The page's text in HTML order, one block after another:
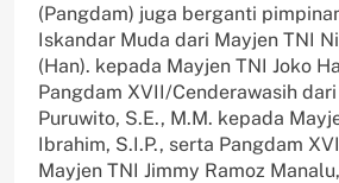
(Pangdam) juga berganti
Iskandar Muda dari Mayjen TNI
(Han). kepada Mayjen TNI Joko
Pangdam XVII/Cenderawasih
Puruwito, S.E., M.M. kepada
Ibrahim, S.I.P., serta Pangdam
Mayjen TNI Jimmy Ramoz